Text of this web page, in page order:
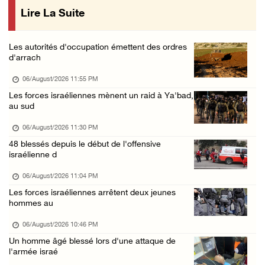
Des ministres des affaires étrangères de hui ...
Croissant-Rouge : 16 blessés suite à l'agres ...
Les forces d'occupation rasent 4 dunams à Ba ...
06/August/2026 12:57 PM
La présidence condamne et met en garde l'occ ...
06/August/2026 12:16 PM
Les forces d'occupation démolissent une mais ...
Des colons clôturent des terres dans le nord ...
L'occupation poursuit son agression contre l ...
06/August/2026 09:32 AM
Lire La Suite
Les autorités d'occupation émettent des ordres
d'arrach
06/August/2026 11:55 PM
Les forces israéliennes mènent un raid à Ya'bad,
au sud
06/August/2026 11:30 PM
48 blessés depuis le début de l'offensive
israélienne d
06/August/2026 11:04 PM
Les forces israéliennes arrêtent deux jeunes
hommes au
06/August/2026 10:46 PM
Un homme âgé blessé lors d'une attaque de
l'armée israé